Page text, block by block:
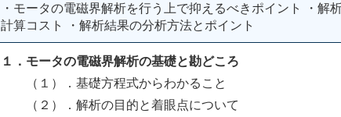
・モータの電磁界解析を行う上で抑えるべきポイント ・解
計算コスト ・解析結果の分析方法とポイント
１．モータの電磁界解析の基礎と勘どころ
（１）．基礎方程式からわかること
（２）．解析の目的と着眼点について